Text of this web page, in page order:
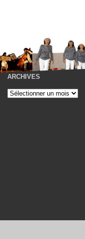
ARCHIVES
Archives